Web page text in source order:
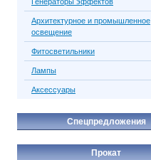
Архитектурное и промышленное
освещение
Фитосветильники
Лампы
Аксессуары
Спецпредложения
Прокат